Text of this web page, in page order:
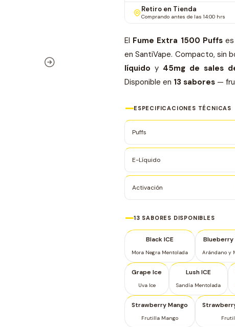
Retiro en Tienda
Comprando antes de las 14:00 hrs
El Fume Extra 1500 Puffses
en SantiVape. Compacto, sin
líquido y 45mg de sales
Disponible en 13 sabores —
ESPECIFICACIONES TÉCNICAS
Puffs
E-Líquido
Activación
13 SABORES DISPONIBLES
Black ICE
Mora Negra Mentolada
Blueberry
Arándano y
Grape Ice
Uva Ice
Lush ICE
Sandía Mentolada
Strawberry Mango
Frutilla Mango